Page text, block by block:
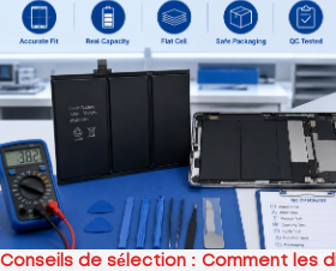
Conseils de sélection : Comment les